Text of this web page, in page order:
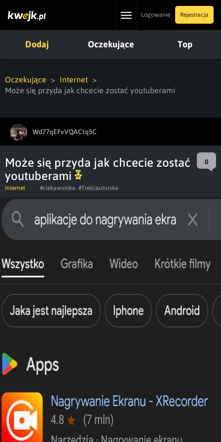
ToggleLogowanie Rejestracja
Dodaj Oczekujące Top
Oczekujące
Internet
Może się przyda jak chcecie zostać youtuberami
Wd77qEFvVQACtq5C
Może się przyda jak chcecie zostać
youtuberami
0
Internet #ciekawostka #Treśćautorska